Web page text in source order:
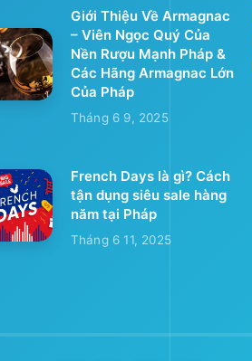
Giới Thiệu Về Armagnac
– Viên Ngọc Quý Của
Nền Rượu Mạnh Pháp &
Các Hãng Armagnac Lớn
Của Pháp
Tháng 6 9, 2025
French Days là gì? Cách
tận dụng siêu sale hàng
năm tại Pháp
Tháng 6 11, 2025